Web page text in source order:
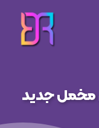
مخمل جدید